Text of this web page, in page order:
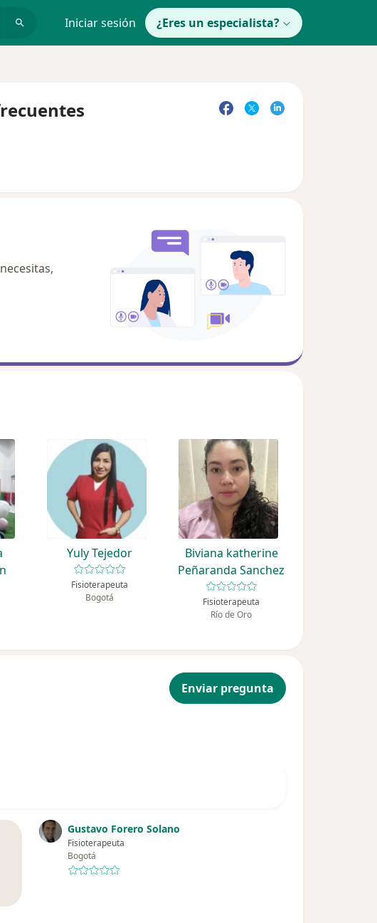
Iniciar sesión ¿Eres un especialista?
Yuly Tejedor
Fisioterapeuta
Bogotá
Biviana katherine
Peñaranda Sanchez
Fisioterapeuta
Río de Oro
Enviar pregunta
Gustavo Forero Solano
Fisioterapeuta
Bogotá